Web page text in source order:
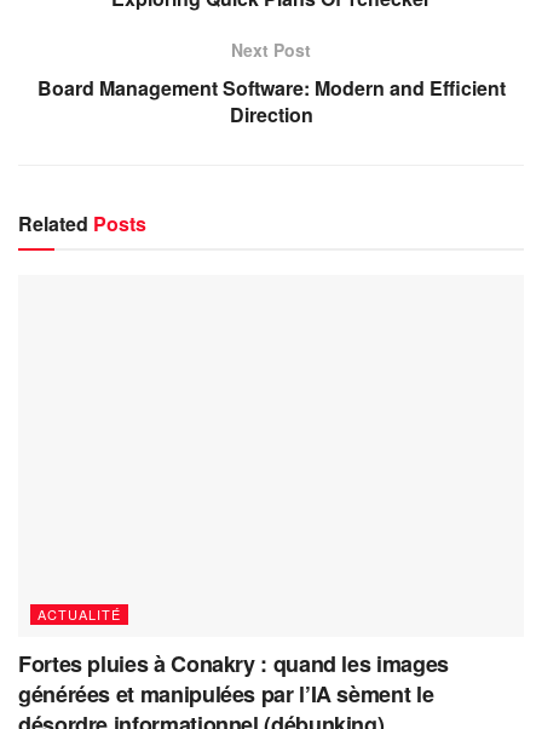
Next Post
Board Management Software: Modern and Efficient
Direction
Related Posts
ACTUALITÉ
Fortes pluies à Conakry : quand les images
générées et manipulées par l’IA sèment le